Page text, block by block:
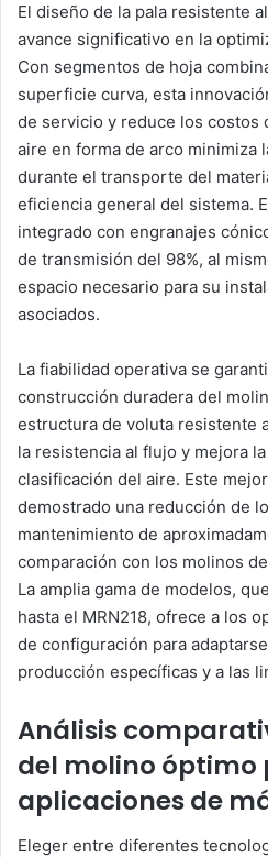
El diseño de la pala resistente
avance significativo en la
Con segmentos de hoja
superficie curva, esta
de servicio y reduce los costos
aire en forma de arco minimiza
durante el transporte del
eficiencia general del sistema.
integrado con engranajes
de transmisión del 98%, al
espacio necesario para su
asociados.
La fiabilidad operativa se
construcción duradera del
estructura de voluta resistente
la resistencia al flujo y mejora
clasificación del aire. Este
demostrado una reducción de
mantenimiento de
comparación con los molinos
La amplia gama de modelos,
hasta el MRN218, ofrece a los
de configuración para
producción específicas y a las
Análisis
del molino óptimo
aplicaciones de
Eleger entre diferentes